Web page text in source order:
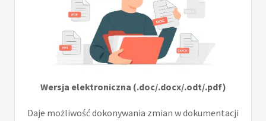
Wersja elektroniczna (.doc/.docx/.odt/.pdf)
Daje możliwość dokonywania zmian w dokumentacji